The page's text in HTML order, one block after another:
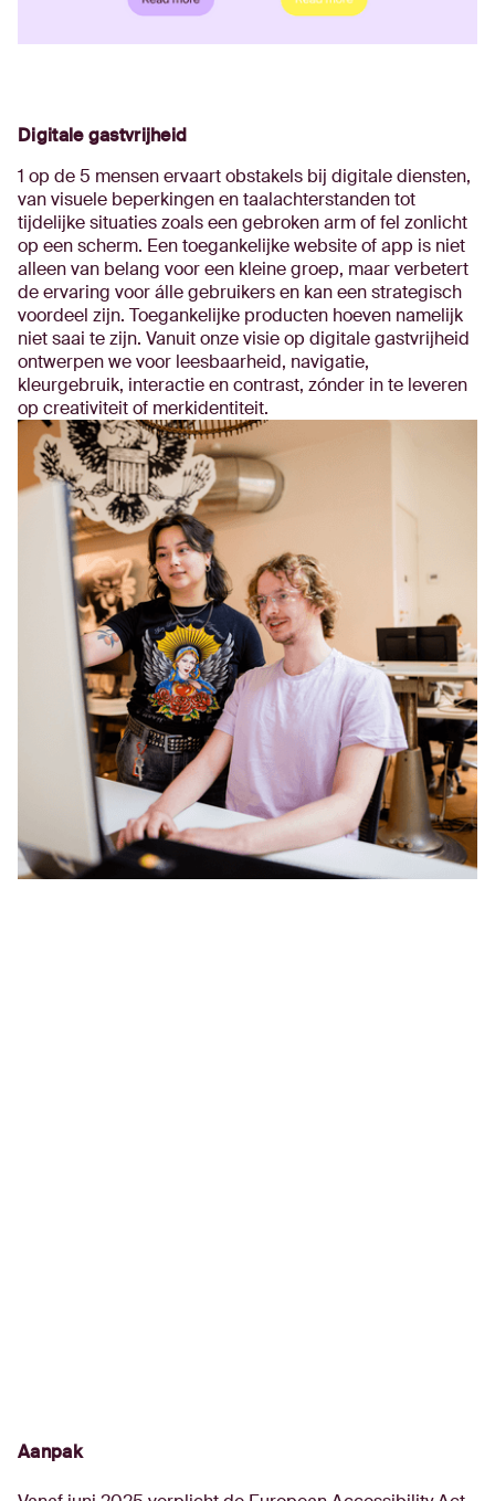
Digitale gastvrijheid
1 op de 5 mensen ervaart obstakels bij digitale diensten,
van visuele beperkingen en taalachterstanden tot
tijdelijke situaties zoals een gebroken arm of fel zonlicht
op een scherm. Een toegankelijke website of app is niet
alleen van belang voor een kleine groep, maar verbetert
de ervaring voor álle gebruikers en kan een strategisch
voordeel zijn. Toegankelijke producten hoeven namelijk
niet saai te zijn. Vanuit onze visie op digitale gastvrijheid
ontwerpen we voor leesbaarheid, navigatie,
kleurgebruik, interactie en contrast, zónder in te leveren
op creativiteit of merkidentiteit.
Aanpak